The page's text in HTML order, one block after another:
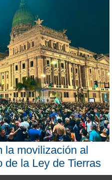
la movilización al
de la Ley de Tierras